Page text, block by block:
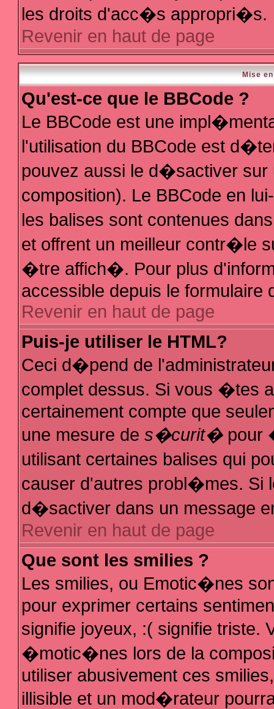
les droits d'acc�s appropri�s.
Revenir en haut de page
Mise
Qu'est-ce que le BBCode ?
Le BBCode est une
l'utilisation du BBCode est
pouvez aussi le d�sactiver sur
composition). Le BBCode en
les balises sont contenues
et offrent un meilleur contr�le
�tre affich�. Pour plus
accessible depuis le formulaire
Revenir en haut de page
Puis-je utiliser le HTML?
Ceci d�pend de
complet dessus. Si vous �tes
certainement compte que
une mesure de s�curit�pour
utilisant certaines balises qui
causer d'autres probl�mes. Si
d�sactiver dans un message
Revenir en haut de page
Que sont les smilies ?
Les smilies, ou Emotic�nes
pour exprimer certains
signifie joyeux, :( signifie triste.
�motic�nes lors de la
utiliser abusivement ces
illisible et un mod�rateur